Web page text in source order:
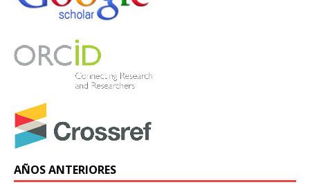
AÑOS ANTERIORES